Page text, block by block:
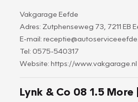
Vakgarage Eefde
Adres: Zutphenseweg 73, 7211 EB
E-mail:
Tel: 0575-540317
Website: https://www.vakgarage.nl
Lynk & Co 08 1.5